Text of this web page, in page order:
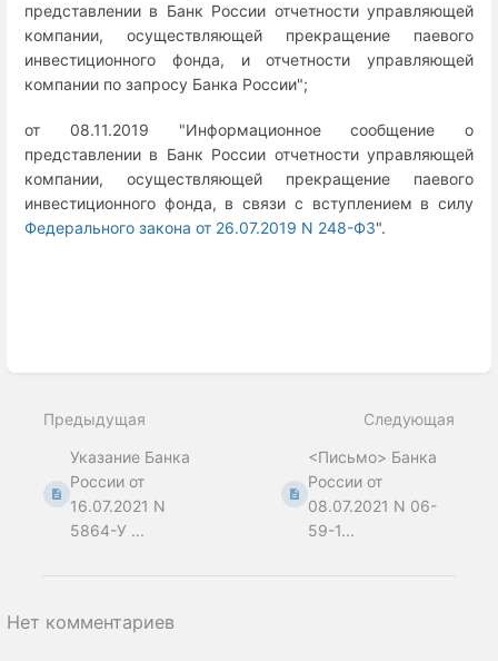
представлении в Банк России отчетности управляющей
компании, осуществляющей прекращение паевого
инвестиционного фонда, и отчетности управляющей
компании по запросу Банка России";
от 08.11.2019 "Информационное сообщение о
представлении в Банк России отчетности управляющей
компании, осуществляющей прекращение паевого
инвестиционного фонда, в связи с вступлением в силу
Федерального закона от 26.07.2019 N 248-ФЗ".
mode
Предыдущая
Указание Банка
России от
16.07.2021 N
5864-У ...
Следующая
<Письмо> Банка
России от
08.07.2021 N 06-
59-1...
Нет комментариев